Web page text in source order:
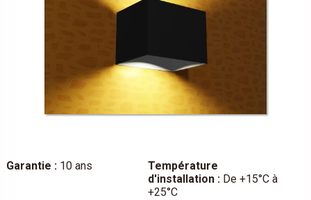
Garantie :10 ans
Température
d'installation : De +15°C à
+25°C